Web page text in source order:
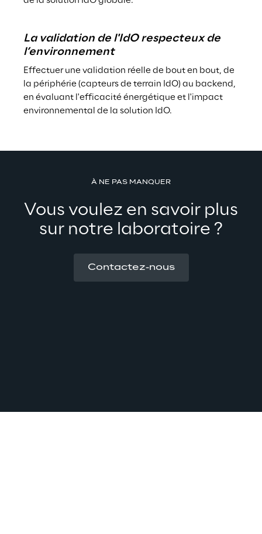
La validation de l'IdO respecteux de
l’environnement
Effectuer une validation réelle de bout en bout, de
la périphérie (capteurs de terrain IdO) au backend,
en évaluant l'efficacité énergétique et l'impact
environnemental de la solution IdO.
À NE PAS MANQUER
Vous voulez en savoir plus
sur notre laboratoire ?
Contactez-nous